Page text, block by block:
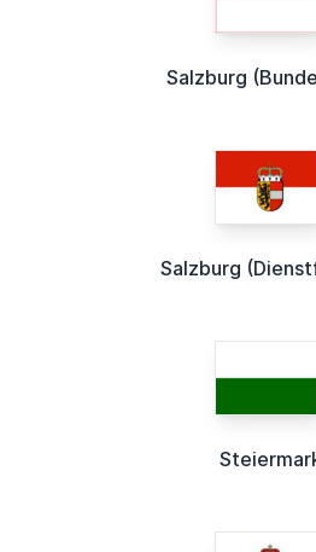
Salzburg
Salzburg